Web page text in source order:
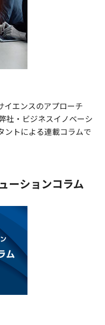
イエンスのアプローチ
社・ビジネスイノベーシ
ントによる連載コラムで
ーションコラム